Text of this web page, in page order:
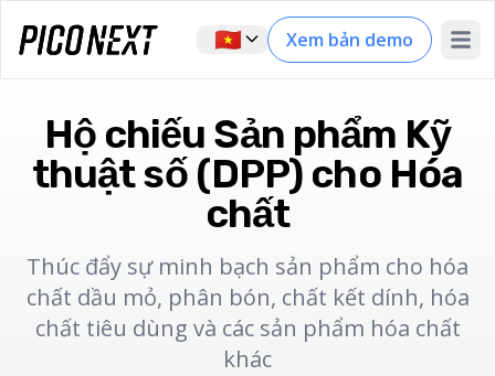
🇻🇳 Xem bản demo Open
Hộ chiếu Sản phẩm Kỹ
thuật số (DPP) cho Hóa
chất
Thúc đẩy sự minh bạch sản phẩm cho hóa
chất dầu mỏ, phân bón, chất kết dính, hóa
chất tiêu dùng và các sản phẩm hóa chất
khác